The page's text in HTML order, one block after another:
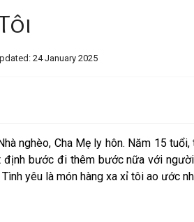
24 January 2025
nghèo, Cha Mẹ ly hôn. Năm 15
bước đi thêm bước nữa với
yêu là món hàng xa xỉ tôi ao ước